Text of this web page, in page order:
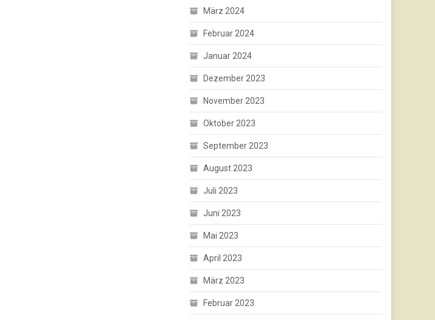
März 2024
Februar 2024
Januar 2024
Dezember 2023
November 2023
Oktober 2023
September 2023
August 2023
Juli 2023
Juni 2023
Mai 2023
April 2023
März 2023
Februar 2023